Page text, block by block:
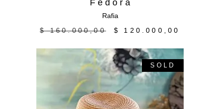
F e d o r a
Rafia
$160.000,00 $ 120.000,00
SOLD